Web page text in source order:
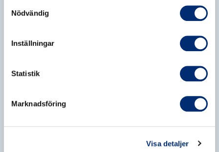
Nödvändig
Inställningar
Statistik
Marknadsföring
Visa detaljer
179,00 kr
Detox
Träning
Lägg till
4.9
Zink i tre lättupptagliga former –
för hud, immunsystem och
Immunhälsa